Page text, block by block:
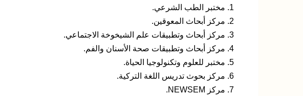
مختبر الطب الشرعي.
مركز أبحاث المعوقين.
مركز أبحاث وتطبيقات علم الشيخوخة الاجتماعي.
مركز أبحاث وتطبيقات صحة الأسنان والفم.
مختبر للعلوم وتكنولوجيا الحياة.
مركز بحوث تدريس اللغة التركية.
مركز NEWSEM.